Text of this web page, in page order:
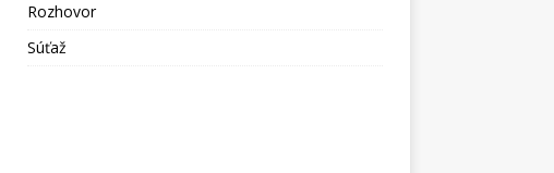
Rozhovor
Súťaž